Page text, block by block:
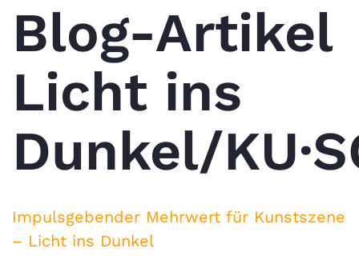
Blog-Artikel
Licht ins
Dunkel/
Impulsgebender Mehrwert für Kunstszene
– Licht ins Dunkel